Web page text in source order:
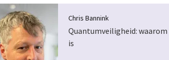
Chris Bannink
Quantumveiligheid:
is